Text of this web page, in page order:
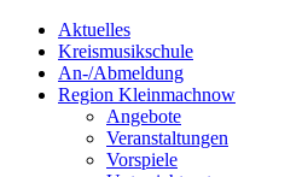
Aktuelles
Kreismusikschule
An-/Abmeldung
Region Kleinmachnow
Angebote
Veranstaltungen
Vorspiele